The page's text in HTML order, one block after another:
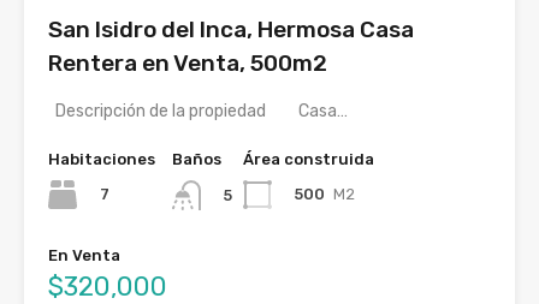
San Isidro del Inca, Hermosa Casa
Rentera en Venta, 500m2
Descripción de la propiedad Casa…
Habitaciones
7
Baños
5
Área construida
500 M2
En Venta
$320,000